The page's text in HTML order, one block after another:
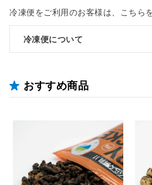
冷凍便をご利用のお客様は、こちら
冷凍便について
おすすめ商品